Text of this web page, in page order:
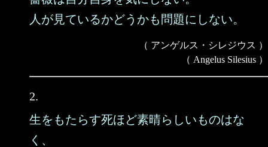
人が見ているかどうかも問題にしない。
（ アンゲルス・シレジウス ）
（ Angelus Silesius ）
2.
生をもたらす死ほど素晴らしいものはな
く、